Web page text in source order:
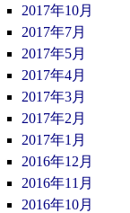
2017年10月
2017年7月
2017年5月
2017年4月
2017年3月
2017年2月
2017年1月
2016年12月
2016年11月
2016年10月